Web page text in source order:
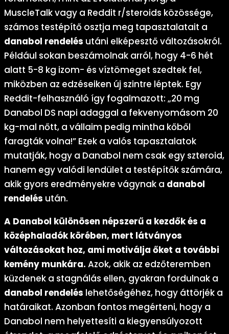
MuscleTalk vagy a Reddit r/steroids közössége,
számos testépítő osztja meg tapasztalatait a
danabol rendelés utáni elképesztő változásokról.
Például sokan beszámolnak arról, hogy 4-6 hét
alatt 5-8 kg izom- és víztömeget szedtek fel,
miközben az edzéseiken új szintre léptek. Egy
Reddit-felhasználó így fogalmazott: „20 mg
Danabol DS napi adaggal a fekvenyomásom 20
kg-mal nőtt, a vállaim pedig mintha kőből
faragták volna!” Ezek a valós tapasztalatok
mutatják, hogy a Danabol nem csak egy szteroid,
hanem egy valódi lendület a testépítők számára,
akik gyors eredményekre vágynak a danabol
rendelés után.
A Danabol különösen népszerű a kezdők és a
középhaladók körében, mert látványos
változásokat hoz, ami motiválja őket a további
kemény munkára. Azok, akik az edzőteremben
küzdenek a stagnálás ellen, gyakran fordulnak a
danabol rendelés lehetőségéhez, hogy áttörjék a
határaikat. Azonban fontos megérteni, hogy a
Danabol nem helyettesíti a kiegyensúlyozott